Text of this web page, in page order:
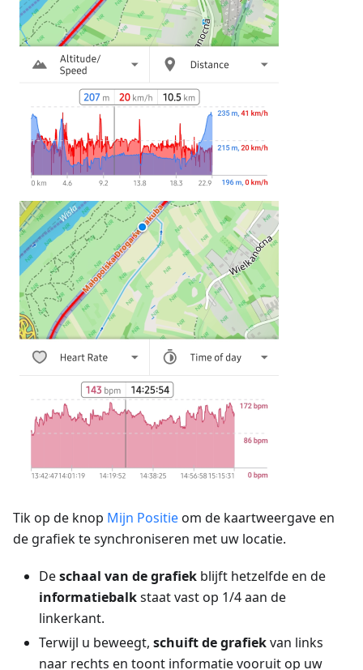
Tik op de knop Mijn Positieom de kaartweergave en
de grafiek te synchroniseren met uw locatie.
Deschaal van de grafiek blijft hetzelfde en de
informatiebalkstaat vast op 1/4 aan de
linkerkant.
Terwijl u beweegt, schuift de grafiekvan links
naar rechts en toont informatie vooruit op uw